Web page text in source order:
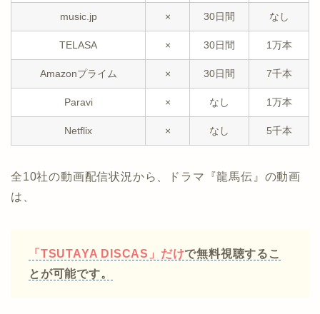
music.jp × 30日間 なし
TELASA × 30日間 1万本
Amazonプライム × 30日間 7千本
Paravi × なし 1万本
Netflix × なし 5千本
全10社の動画配信状況から、ドラマ『龍馬伝』の動画
は、
「TSUTAYA DISCAS」だけで無料視聴するこ
とが可能です。